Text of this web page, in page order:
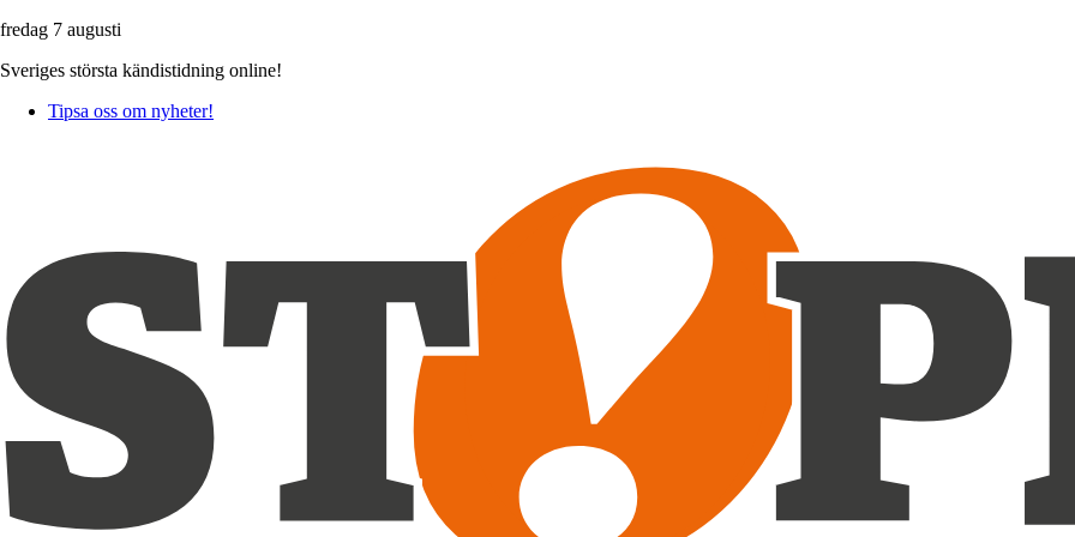
fredag 7 augusti
Sveriges största kändistidning online!
Tipsa oss om nyheter!